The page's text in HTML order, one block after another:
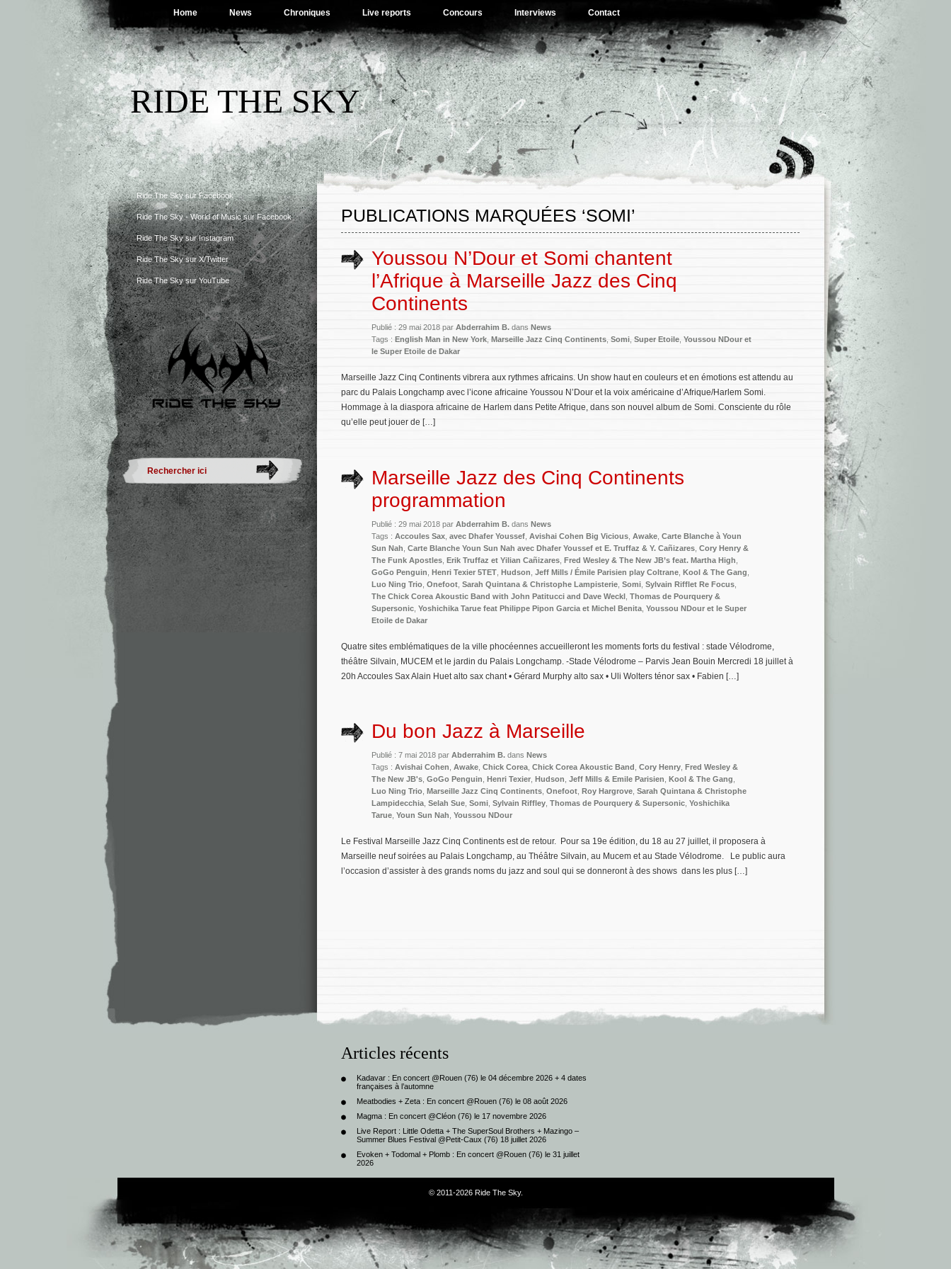
Home News Chroniques Live reports Concours Interviews Contact
RIDE THE SKY
Ride The Sky sur Facebook
Ride The Sky - World of Music sur Facebook
Ride The Sky sur Instagram
Ride The Sky sur X/Twitter
Ride The Sky sur YouTube
PUBLICATIONS MARQUÉES ‘SOMI’
Youssou N’Dour et Somi chantent
l’Afrique à Marseille Jazz des Cinq
Continents
Publié : 29 mai 2018 par Abderrahim B. dans News
Tags : English Man in New York Marseille Jazz Cinq Continents Somi Super Etoile Youssou NDour et
le Super Etoile de Dakar
Marseille Jazz Cinq Continents vibrera aux rythmes africains. Un show haut en couleurs et en émotions est attendu au
parc du Palais Longchamp avec l’icone africaine Youssou N’Dour et la voix américaine d’Afrique/Harlem Somi.
Hommage à la diaspora africaine de Harlem dans Petite Afrique, dans son nouvel album de Somi. Consciente du rôle
qu’elle peut jouer de […]
Marseille Jazz des Cinq Continents
programmation
Publié : 29 mai 2018 par Abderrahim B. dans News
Tags : Accoules Sax avec Dhafer Youssef Avishai Cohen Big Vicious Awake Carte Blanche à Youn
Sun Nah Carte Blanche Youn Sun Nah avec Dhafer Youssef et E. Truffaz & Y. Cañizares Cory Henry &
The Funk Apostles Erik Truffaz et Yilian Cañizares Fred Wesley & The New JB’s feat. Martha High
GoGo Penguin Henri Texier 5TET Hudson Jeff Mills / Émile Parisien play Coltrane Kool & The Gang
Luo Ning Trio Onefoot Sarah Quintana & Christophe Lampisterie Somi Sylvain Rifflet Re Focus
The Chick Corea Akoustic Band with John Patitucci and Dave Weckl Thomas de Pourquery &
Supersonic Yoshichika Tarue feat Philippe Pipon Garcia et Michel Benita Youssou NDour et le Super
Etoile de Dakar
Quatre sites emblématiques de la ville phocéennes accueilleront les moments forts du festival : stade Vélodrome,
théâtre Silvain, MUCEM et le jardin du Palais Longchamp. -Stade Vélodrome – Parvis Jean Bouin Mercredi 18 juillet à
20h Accoules Sax Alain Huet alto sax chant • Gérard Murphy alto sax • Uli Wolters ténor sax • Fabien […]
Du bon Jazz à Marseille
Publié : 7 mai 2018 par Abderrahim B. dans News
Tags : Avishai Cohen Awake Chick Corea Chick Corea Akoustic Band Cory Henry Fred Wesley &
The New JB's GoGo Penguin Henri Texier Hudson Jeff Mills & Emile Parisien Kool & The Gang
Luo Ning Trio Marseille Jazz Cinq Continents Onefoot Roy Hargrove Sarah Quintana & Christophe
Lampidecchia Selah Sue Somi Sylvain Riffley Thomas de Pourquery & Supersonic Yoshichika
Tarue Youn Sun Nah Youssou NDour
Le Festival Marseille Jazz Cinq Continents est de retour. Pour sa 19e édition, du 18 au 27 juillet, il proposera à
Marseille neuf soirées au Palais Longchamp, au Théâtre Silvain, au Mucem et au Stade Vélodrome. Le public aura
l’occasion d’assister à des grands noms du jazz and soul qui se donneront à des shows dans les plus […]
Articles récents
Kadavar : En concert @Rouen (76) le 04 décembre 2026 + 4 dates
françaises à l’automne
Meatbodies + Zeta : En concert @Rouen (76) le 08 août 2026
Magma : En concert @Cléon (76) le 17 novembre 2026
Live Report : Little Odetta + The SuperSoul Brothers + Mazingo –
Summer Blues Festival @Petit-Caux (76) 18 juillet 2026
Evoken + Todomal + Plomb : En concert @Rouen (76) le 31 juillet
2026
© 2011-2026 Ride The Sky.